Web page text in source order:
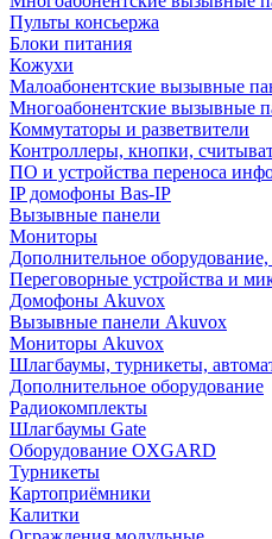
Пульты консьержа
Блоки питания
Кожухи
Малоабонентские вызывные
Многоабонентские вызывные
Коммутаторы и разветвители
Контроллеры, кнопки,
ПО и устройства переноса
IP домофоны Bas-IP
Вызывные панели
Мониторы
Дополнительное
Переговорные устройства и
Домофоны Akuvox
Вызывные панели Akuvox
Мониторы Akuvox
Шлагбаумы, турникеты,
Дополнительное оборудование
Радиокомплекты
Шлагбаумы Gate
Оборудование OXGARD
Турникеты
Картоприёмники
Калитки